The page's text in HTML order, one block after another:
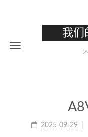
我们
2025-09-29